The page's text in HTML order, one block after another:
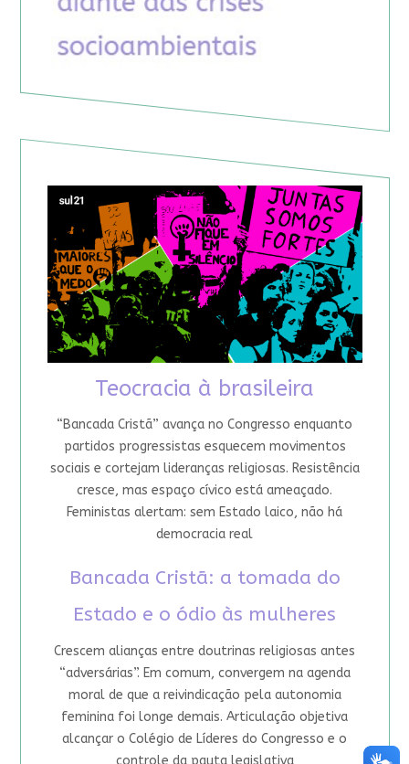
Teocracia à brasileira
“Bancada Cristã” avança no Congresso enquanto
partidos progressistas esquecem movimentos
sociais e cortejam lideranças religiosas. Resistência
cresce, mas espaço cívico está ameaçado.
Feministas alertam: sem Estado laico, não há
democracia real
Bancada Cristã: a tomada do
Estado e o ódio às mulheres
Crescem alianças entre doutrinas religiosas antes
“adversárias”. Em comum, convergem na agenda
moral de que a reivindicação pela autonomia
feminina foi longe demais. Articulação objetiva
alcançar o Colégio de Líderes do Congresso e o